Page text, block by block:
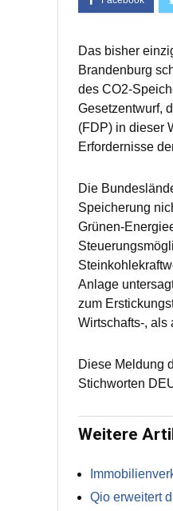
Das bisher
Brandenburg
des CO2-
Gesetzentwurf,
(FDP) in dieser
Erfordernisse
Die
Speicherung
Grünen-
Anlage
zum
Wirtschafts-, als
Diese Meldung
Stichworten
Weitere
Qio erweitert